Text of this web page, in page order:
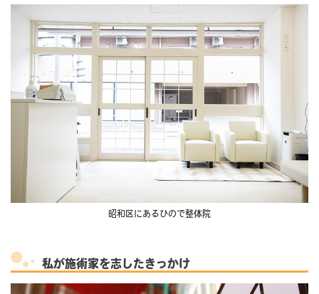
昭和区にあるひので整体院
私が施術家を志したきっかけ